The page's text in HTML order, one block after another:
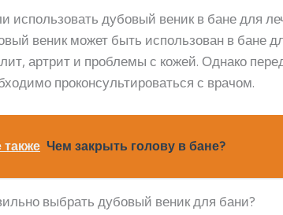
использовать дубовый веник в бане для
веник может быть использован в бане
артрит и проблемы с кожей. Однако
проконсультироваться с врачом.
также Чем закрыть голову в бане?
выбрать дубовый веник для бани?